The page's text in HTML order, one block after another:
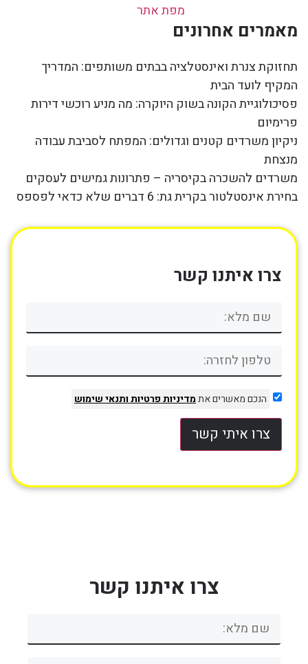
מפת אתר
מאמרים אחרונים
תחזוקת צנרת ואינסטלציה בבתים משותפים: המדריך
המקיף לועד הבית
פסיכולוגיית הקונה בשוק היוקרה: מה מניע רוכשי דירות
פרימיום
ניקיון משרדים קטנים וגדולים: המפתח לסביבת עבודה
מנצחת
משרדים להשכרה בקיסריה – פתרונות גמישים לעסקים
בחירת אינסטלטור בקרית גת: 6 דברים שלא כדאי לפספס
צרו איתנו קשר
הנכם מאשרים אתמדיניות פרטיותותנאי שימוש
צרו איתי קשר
צרו איתנו קשר